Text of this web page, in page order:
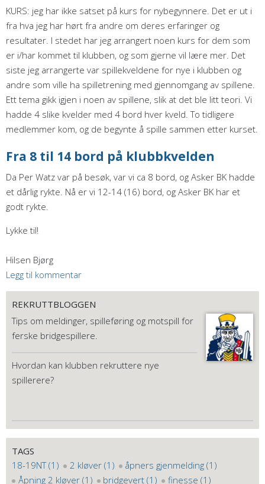
KURS: jeg har ikke satset på kurs for nybegynnere. Det er ut i
fra hva jeg har hørt fra andre om deres erfaringer og
resultater. I stedet har jeg arrangert noen kurs for dem som
er i/har kommet til klubben, og som gjerne vil lære mer. Det
siste jeg arrangerte var spillekveldene for nye i klubben og
andre som ville ha spilletrening med gjennomgang av spillene.
Ett tema gikk igjen i noen av spillene, slik at det ble litt teori. Vi
hadde 4 slike kvelder med 4 bord hver kveld. To tidligere
medlemmer kom, og de begynte å spille sammen etter kurset.
Fra 8 til 14 bord på klubbkvelden
Da Per Watz var på besøk, var vi ca 8 bord, og Asker BK hadde
et dårlig rykte. Nå er vi 12-14 (16) bord, og Asker BK har et
godt rykte.
Lykke til!
Hilsen Bjørg
Legg til kommentar
REKRUTTBLOGGEN
Tips om meldinger, spilleføring og motspill for
ferske bridgespillere.
Hvordan kan klubben rekruttere nye
spillerere?
TAGS
18-19NT (1)
2 kløver (1)
åpners gjenmelding (1)
Åpning 2 kløver (1)
bridgevert (1)
finesse (1)